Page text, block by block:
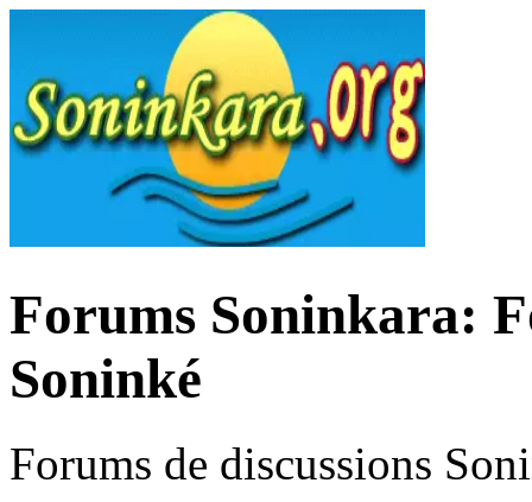
Forums Soninkara:
Soninké
Forums de discussions